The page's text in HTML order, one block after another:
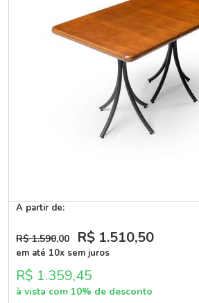
A partir de:
R$ 1.590,00 R$ 1.510,50
em até 10x sem juros
R$ 1.359,45
à vista com 10% de desconto